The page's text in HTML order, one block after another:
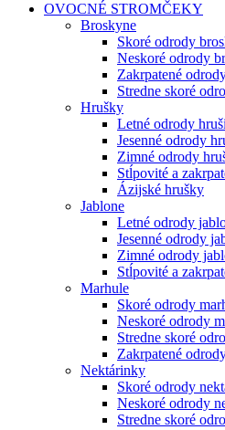
OVOCNÉ STROMČEKY
Broskyne
Skoré odrody
Neskoré odrody
Zakrpatené
Stredne skoré
Hrušky
Letné odrody
Jesenné odrody
Zimné odrody
Stĺpovité a
Ázijské hrušky
Jablone
Letné odrody
Jesenné odrody
Zimné odrody
Stĺpovité a
Marhule
Skoré odrody
Neskoré odrody
Stredne skoré
Zakrpatené
Nektárinky
Skoré odrody
Neskoré odrody
Stredne skoré